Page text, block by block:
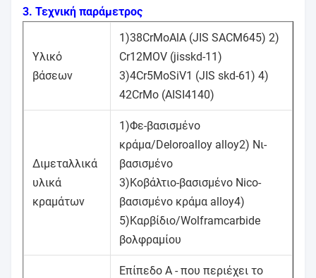
3. Τεχνική παράμετρος
Υλικό
βάσεων
1)38CrMoAlA (JIS SACM645) 2)
Cr12MOV (jisskd-11)
3)4Cr5MoSiV1 (JIS skd-61) 4)
42CrMo (AISI4140)
Διμεταλλικά
υλικά
κραμάτων
1)Φε-βασισμένο
κράμα/Deloroalloy alloy2) Νι-
βασισμένο
3)Κοβάλτιο-βασισμένο Nico-
βασισμένο κράμα alloy4)
5)Καρβίδιο/Wolframcarbide
βολφραμίου
Επίπεδο Α - που περιέχει το